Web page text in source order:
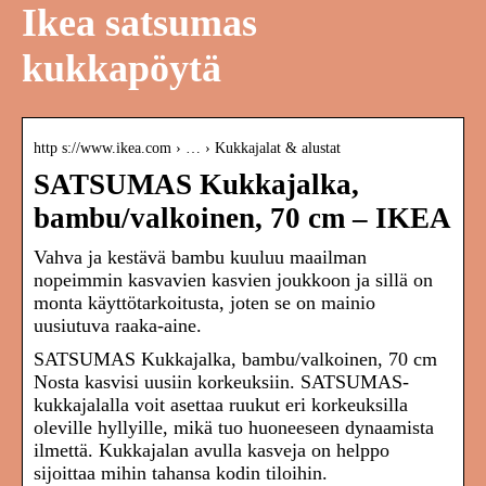
Ikea satsumas
kukkapöytä
http s://www.ikea.com › … › Kukkajalat & alustat
SATSUMAS Kukkajalka,
bambu/valkoinen, 70 cm – IKEA
Vahva ja kestävä bambu kuuluu maailman
nopeimmin kasvavien kasvien joukkoon ja sillä on
monta käyttötarkoitusta, joten se on mainio
uusiutuva raaka-aine.
SATSUMAS Kukkajalka, bambu/valkoinen, 70 cm
Nosta kasvisi uusiin korkeuksiin. SATSUMAS-
kukkajalalla voit asettaa ruukut eri korkeuksilla
oleville hyllyille, mikä tuo huoneeseen dynaamista
ilmettä. Kukkajalan avulla kasveja on helppo
sijoittaa mihin tahansa kodin tiloihin.